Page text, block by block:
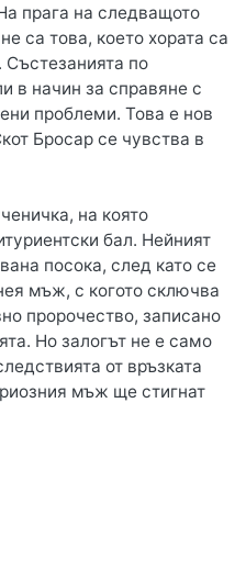
на следващото
са това, което хората са
Състезанията по
в начин за справяне с
проблеми. Това е нов
Бросар се чувства в
на която
бал. Нейният
посока, след като се
мъж, с когото сключва
пророчество, записано
Но залогът не е само
от връзката
мъж ще стигнат